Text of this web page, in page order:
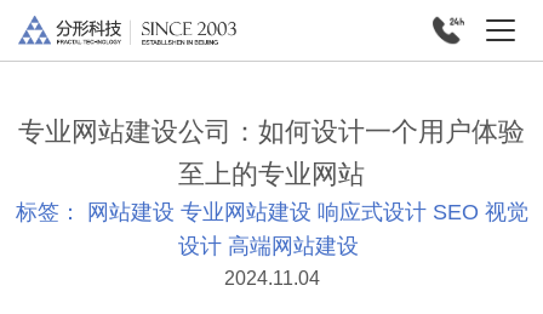
专业网站建设公司：如何设计一个用户体验
至上的专业网站
标签： 网站建设 专业网站建设 响应式设计 SEO 视觉
设计 高端网站建设
2024.11.04